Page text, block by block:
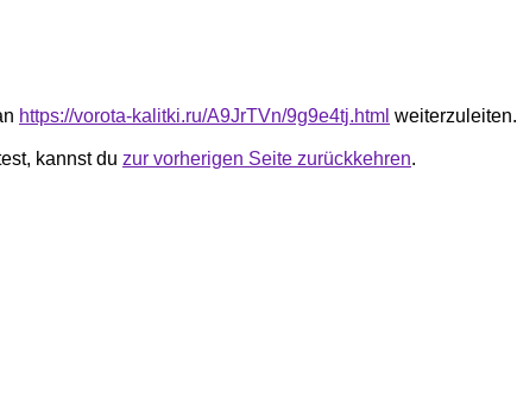
https://vorota-kalitki.ru/A9JrTVn/9g9e4tj.html weiterzuleiten.
kannst du zur vorherigen Seite zurückkehren.